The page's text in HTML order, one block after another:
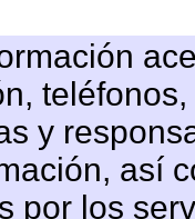
y
así
por los